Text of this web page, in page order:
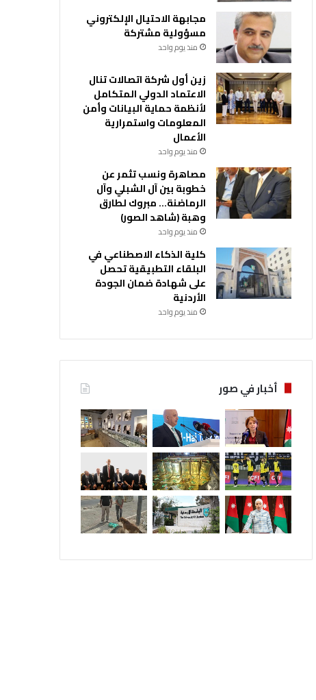
مجابهة الاحتيال الإلكتروني
مسؤولية مشتركة
منذ يوم واحد
زين أول شركة اتصالات تنال
الاعتماد الدولي المتكامل
لأنظمة حماية البيانات وأمن
المعلومات واستمرارية
الأعمال
منذ يوم واحد
مصاهرة ونسب تثمر عن
خطوبة بين آل الشبلي وآل
الرماضنة… مبروك لطارق
وهبة (شاهد الصور)
منذ يوم واحد
كلية الذكاء الاصطناعي في
البلقاء التطبيقية تحصل
على شهادة ضمان الجودة
الأردنية
منذ يوم واحد
أخبار في صور